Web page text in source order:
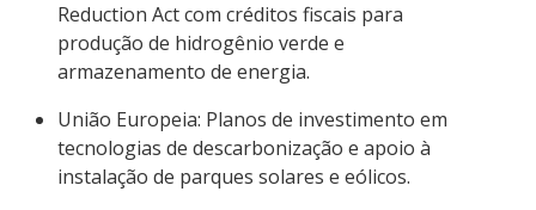
Reduction Act com créditos fiscais para
produção de hidrogênio verde e
armazenamento de energia.
União Europeia: Planos de investimento em
tecnologias de descarbonização e apoio à
instalação de parques solares e eólicos.